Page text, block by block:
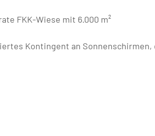
FKK-Wiese mit 6.000 m²
Kontingent an Sonnenschirmen,